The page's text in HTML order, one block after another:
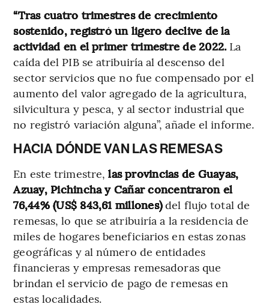
“Tras cuatro trimestres de crecimiento
sostenido, registró un ligero declive de la
actividad en el primer trimestre de 2022. La
caída del PIB se atribuiría al descenso del
sector servicios que no fue compensado por el
aumento del valor agregado de la agricultura,
silvicultura y pesca, y al sector industrial que
no registró variación alguna”, añade el informe.
HACIA DÓNDE VAN LAS REMESAS
En este trimestre,las provincias de Guayas,
Azuay, Pichincha y Cañar concentraron el
76,44% (US$ 843,61 millones)del flujo total de
remesas, lo que se atribuiría a la residencia de
miles de hogares beneficiarios en estas zonas
geográficas y al número de entidades
financieras y empresas remesadoras que
brindan el servicio de pago de remesas en
estas localidades.